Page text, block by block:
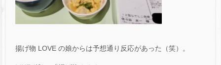
揚げ物 LOVE の娘からは予想通り反応があった（笑）。